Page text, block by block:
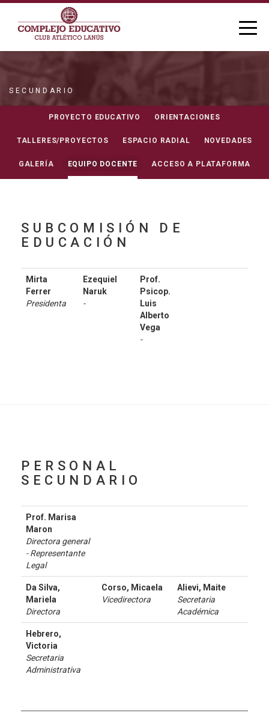
SECUNDARIO
EQUIPO DOCENTE
PROYECTO EDUCATIVO ORIENTACIONES
TALLERES/PROYECTOS ESPACIO RADIAL NOVEDADES
GALERÍA EQUIPO DOCENTE ACCESO A PLATAFORMA
SUBCOMISIÓN DE
EDUCACIÓN
Mirta
Ferrer
Presidenta
Ezequiel
Naruk
-
Prof.
Psicop.
Luis
Alberto
Vega
-
PERSONAL
SECUNDARIO
Prof. Marisa
Maron
Directora general
- Representante
Legal
Da Silva,
Mariela
Directora
Corso, Micaela
Vicedirectora
Alievi, Maite
Secretaria
Académica
Hebrero,
Victoria
Secretaria
Administrativa